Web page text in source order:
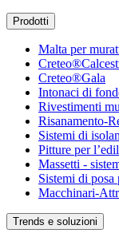
Prodotti
Malta per
Creteo®Gala
Intonaci di
Rivestimenti
Risanamento-
Sistemi di
Pitture per
Massetti -
Sistemi di posa
Macchinari-
Trends e soluzioni